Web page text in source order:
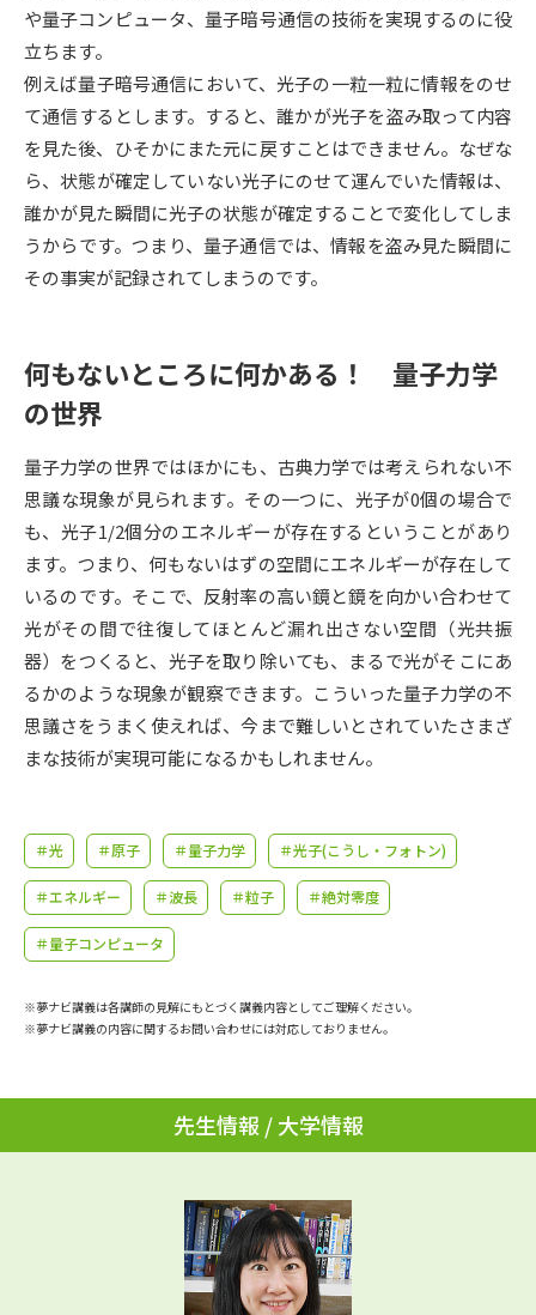
オープンキャンパスなどを調べる
オープンキャンパス検索 実施プログラムから探す
来場型・Web型イベント特集 夢ナビライブ
受験準備 資料検索
併願校選び
先輩が入学を決めた理由 テレメール全国一斉進学調査
新生活お役立ちガイド
学問発見 学問検索
大学で学びたい学問発見
学問の教科書 夢ナビライブ
ユーザーサポート
資料の料金の
テレメール
個人情報取扱規定
や量子コンピュータ、量子暗号通信の技術を実現するのに役
立ちます。
例えば量子暗号通信において、光子の一粒一粒に情報をのせ
て通信するとします。すると、誰かが光子を盗み取って内容
を見た後、ひそかにまた元に戻すことはできません。なぜな
ら、状態が確定していない光子にのせて運んでいた情報は、
誰かが見た瞬間に光子の状態が確定することで変化してしま
うからです。つまり、量子通信では、情報を盗み見た瞬間に
その事実が記録されてしまうのです。
何もないところに何かある！ 量子力学
の世界
量子力学の世界ではほかにも、古典力学では考えられない不
思議な現象が見られます。その一つに、光子が0個の場合で
も、光子1/2個分のエネルギーが存在するということがあり
ます。つまり、何もないはずの空間にエネルギーが存在して
いるのです。そこで、反射率の高い鏡と鏡を向かい合わせて
光がその間で往復してほとんど漏れ出さない空間（光共振
器）をつくると、光子を取り除いても、まるで光がそこにあ
るかのような現象が観察できます。こういった量子力学の不
思議さをうまく使えれば、今まで難しいとされていたさまざ
まな技術が実現可能になるかもしれません。
＃光 ＃原子 ＃量子力学 ＃光子(こうし・フォトン)
＃エネルギー ＃波長 ＃粒子 ＃絶対零度
＃量子コンピュータ
※夢ナビ講義は各講師の見解にもとづく講義内容としてご理解ください。
※夢ナビ講義の内容に関するお問い合わせには対応しておりません。
先生情報 / 大学情報